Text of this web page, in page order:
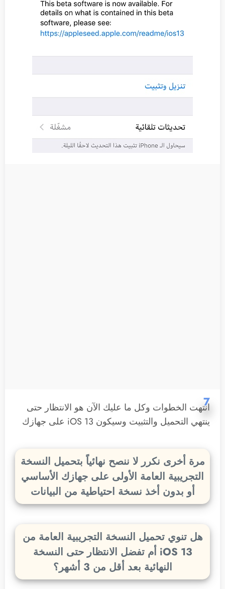
7
انتهت الخطوات وكل ما عليك الآن هو الانتظار حتى
ينتهي التحميل والتثبيت وسيكون iOS 13 على جهازك
مرة أخرى نكرر لا ننصح نهائياً بتحميل النسخة
التجريبية العامة الأولى على جهازك الأساسي
أو بدون أخذ نسخة احتياطية من البيانات
هل تنوي تحميل النسخة التجريبية العامة من
iOS 13 أم تفضل الانتظار حتى النسخة
النهائية بعد أقل من 3 أشهر؟